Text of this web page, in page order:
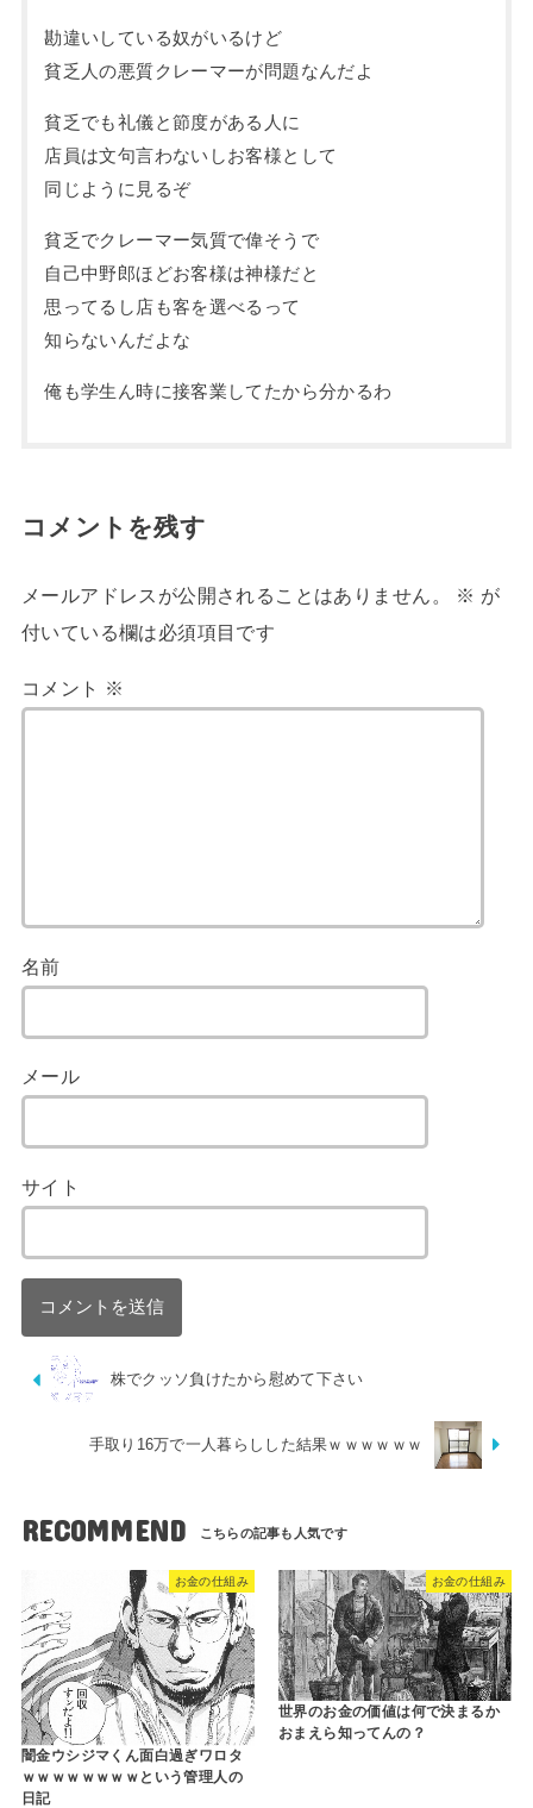
勘違いしている奴がいるけど
貧乏人の悪質クレーマーが問題なんだよ
貧乏でも礼儀と節度がある人に
店員は文句言わないしお客様として
同じように見るぞ
貧乏でクレーマー気質で偉そうで
自己中野郎ほどお客様は神様だと
思ってるし店も客を選べるって
知らないんだよな
俺も学生ん時に接客業してたから分かるわ
コメントを残す
メールアドレスが公開されることはありません。 ※ が
付いている欄は必須項目です
コメント ※
名前
メール
サイト
株でクッソ負けたから慰めて下さい
手取り16万で一人暮らしした結果ｗｗｗｗｗｗ
RECOMMEND
お金の仕組み
闇金ウシジマくん面白過ぎワロタ
ｗｗｗｗｗｗｗｗという管理人の
日記
お金の仕組み
世界のお金の価値は何で決まるか
おまえら知ってんの？